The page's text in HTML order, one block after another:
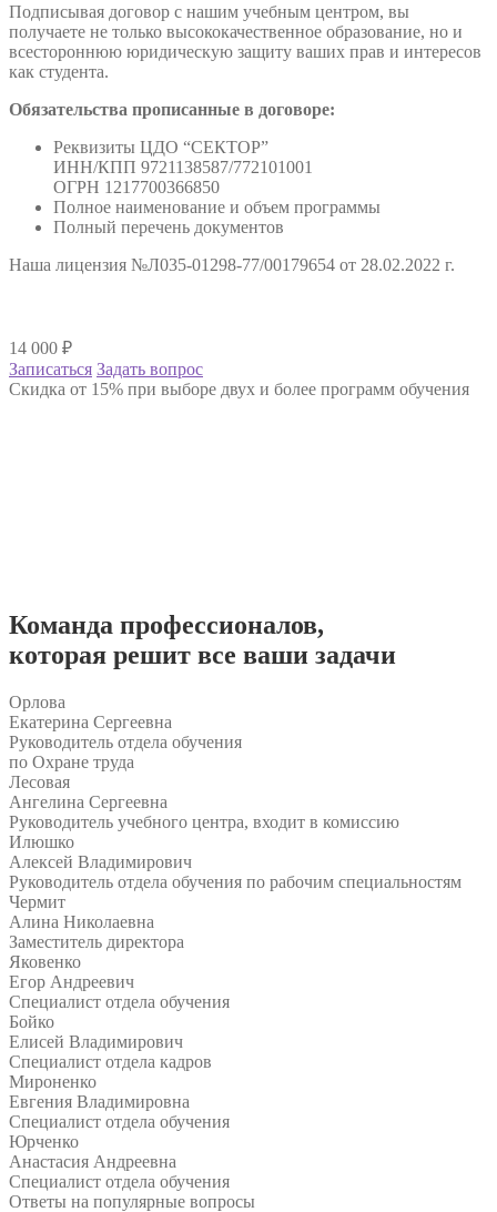
Подписывая договор с нашим учебным центром, вы
получаете не только высококачественное образование, но и
всестороннюю юридическую защиту ваших прав и интересов
как студента.
Обязательства прописанные в договоре:
Реквизиты ЦДО “СЕКТОР”
ИНН/КПП 9721138587/772101001
ОГРН 1217700366850
Полное наименование и объем программы
Полный перечень документов
Наша лицензия №Л035-01298-77/00179654 от 28.02.2022 г.
14 000 ₽
Записаться Задать вопрос
Скидка от 15% при выборе двух и более программ обучения
Команда профессионалов,
которая решит все ваши задачи
Орлова
Екатерина Сергеевна
Руководитель отдела обучения
по Охране труда
Лесовая
Ангелина Сергеевна
Руководитель учебного центра, входит в комиссию
Илюшко
Алексей Владимирович
Руководитель отдела обучения по рабочим специальностям
Чермит
Алина Николаевна
Заместитель директора
Яковенко
Егор Андреевич
Специалист отдела обучения
Бойко
Елисей Владимирович
Специалист отдела кадров
Мироненко
Евгения Владимировна
Специалист отдела обучения
Юрченко
Анастасия Андреевна
Специалист отдела обучения
Ответы на популярные вопросы